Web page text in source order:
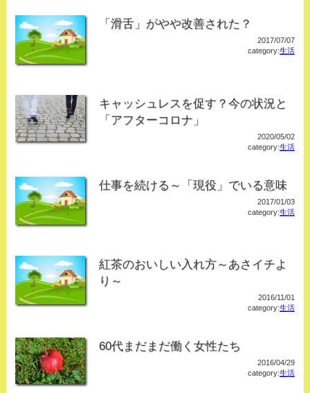
「滑舌」がやや改善された？
2017/07/07
category:生活
キャッシュレスを促す？今の状況と
「アフターコロナ」
2020/05/02
category:生活
仕事を続ける～「現役」でいる意味
2017/01/03
category:生活
紅茶のおいしい入れ方～あさイチよ
り～
2016/11/01
category:生活
60代まだまだ働く女性たち
2016/04/29
category:生活